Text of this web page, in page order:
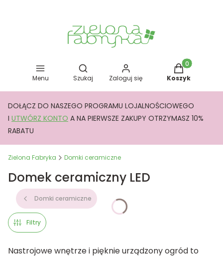
Menu
Otwórz wyszukiwarkę
Szukaj Zaloguj się
Produkty w
Koszyk
DOŁĄCZ DO NASZEGO PROGRAMU LOJALNOŚCIOWEGO
I UTWÓRZ KONTO A NA PIERWSZE ZAKUPY OTRZYMASZ 10%
RABATU
Zielona Fabryka Domki ceramiczne
Domek ceramiczny LED
Domki ceramiczne
Filtry
Nastrojowe wnętrze i pięknie urządzony ogród to